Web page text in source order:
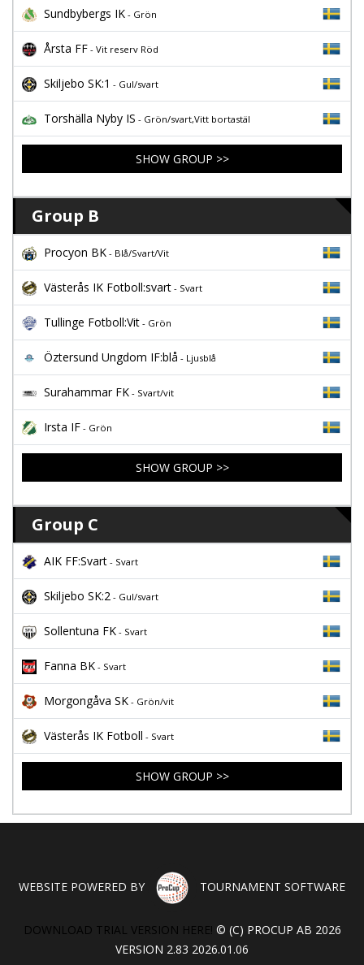
Sundbybergs IK - Grön
Årsta FF - Vit reserv Röd
Skiljebo SK:1 - Gul/svart
Torshälla Nyby IS - Grön/svart,Vitt bortastäl
SHOW GROUP >>
Group B
Procyon BK - Blå/Svart/Vit
Västerås IK Fotboll:svart - Svart
Tullinge Fotboll:Vit - Grön
Öztersund Ungdom IF:blå - Ljusblå
Surahammar FK - Svart/vit
Irsta IF - Grön
SHOW GROUP >>
Group C
AIK FF:Svart - Svart
Skiljebo SK:2 - Gul/svart
Sollentuna FK - Svart
Fanna BK - Svart
Morgongåva SK - Grön/vit
Västerås IK Fotboll - Svart
SHOW GROUP >>
WEBSITE POWERED BY TOURNAMENT SOFTWARE
DOWNLOAD TRIAL VERSION HERE! © (C) PROCUP AB 2026
VERSION 2.83 2026.01.06